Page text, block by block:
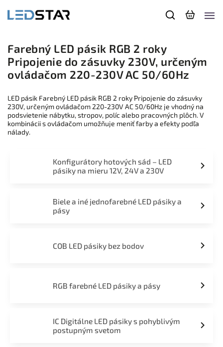
Farebný LED pásik RGB 2 roky
Pripojenie do zásuvky 230V, určeným
ovládačom 220-230V AC 50/60Hz
LED pásik Farebný LED pásik RGB 2 roky Pripojenie do zásuvky
230V, určeným ovládačom 220-230V AC 50/60Hz je vhodný na
podsvietenie nábytku, stropov, políc alebo pracovných plôch. V
kombinácii s ovládačom umožňuje meniť farby a efekty podľa
nálady.
Konfigurátory hotových sád – LED
pásiky na mieru 12V, 24V a 230V
Biele a iné jednofarebné LED pásiky a
pásy
COB LED pásiky bez bodov
RGB farebné LED pásiky a pásy
IC Digitálne LED pásiky s pohyblivým
postupným svetom